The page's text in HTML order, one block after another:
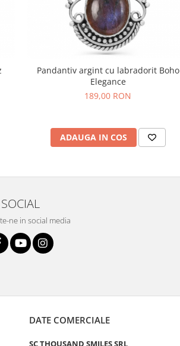
Pandantiv argint cu labradorit Boho
Elegance
189,00 RON
ADAUGA IN COS
SOCIAL
ne in social media
DATE COMERCIALE
SC THOUSAND SMILES SRL